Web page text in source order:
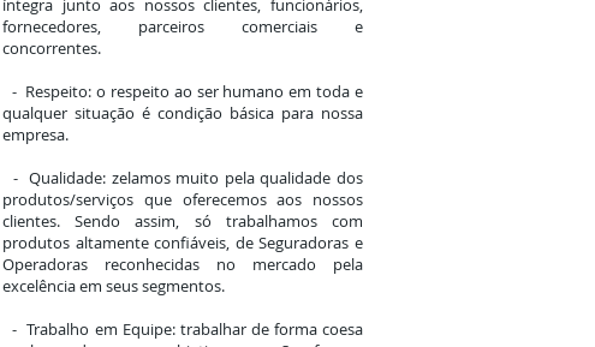
íntegra junto aos nossos clientes, funcionários,
fornecedores, parceiros comerciais e
concorrentes.
- Respeito: o respeito ao ser humano em toda e
qualquer situação é condição básica para nossa
empresa.
- Qualidade: zelamos muito pela qualidade dos
produtos/serviços que oferecemos aos nossos
clientes. Sendo assim, só trabalhamos com
produtos altamente confiáveis, de Seguradoras e
Operadoras reconhecidas no mercado pela
excelência em seus segmentos.
- Trabalho em Equipe: trabalhar de forma coesa